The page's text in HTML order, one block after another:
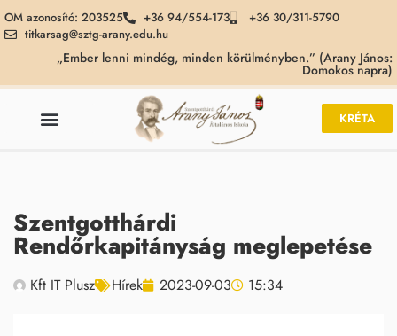
OM azonosító: 203525 +36 94/554-173
+36 30/311-5790
titkarsag@sztg-arany.edu.hu
„Ember lenni mindég, minden körülményben.” (Arany János:
Domokos napra)
KRÉTA
Szentgotthárdi
Rendőrkapitányság meglepetése
Kft IT Plusz Hírek 2023-09-03 15:34